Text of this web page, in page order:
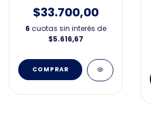
$33.700,00
6 cuotas sin interés de
$5.616,67